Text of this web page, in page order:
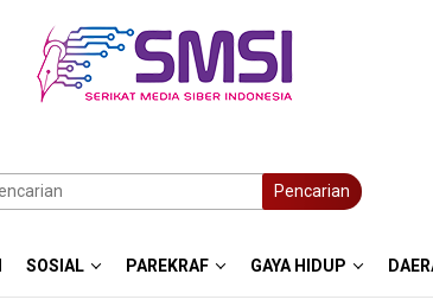
Pencarian
SOSIAL PAREKRAF GAYA HIDUP